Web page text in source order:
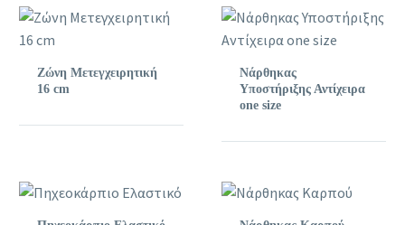
Ζώνη Μετεγχειρητική
16 cm
Νάρθηκας
Υποστήριξης Αντίχειρα
one size